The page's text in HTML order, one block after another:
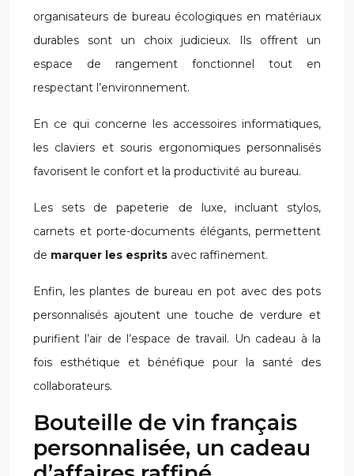
organisateurs de bureau écologiques en matériaux
durables sont un choix judicieux. Ils offrent un
espace de rangement fonctionnel tout en
respectant l’environnement.
En ce qui concerne les accessoires informatiques,
les claviers et souris ergonomiques personnalisés
favorisent le confort et la productivité au bureau.
Les sets de papeterie de luxe, incluant stylos,
carnets et porte-documents élégants, permettent
de marquer les esprits avec raffinement.
Enfin, les plantes de bureau en pot avec des pots
personnalisés ajoutent une touche de verdure et
purifient l’air de l’espace de travail. Un cadeau à la
fois esthétique et bénéfique pour la santé des
collaborateurs.
Bouteille de vin français
personnalisée, un cadeau